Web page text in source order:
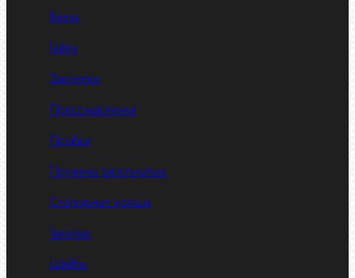
Винты
Гайки
Заклепки
Пресс-масленки
Пробки
Пружины тарельчатые
Стопорные кольца
Такелаж
Шайбы